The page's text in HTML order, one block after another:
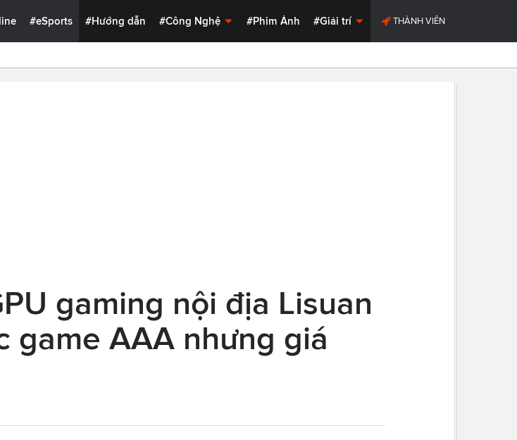
#eSports #Hướng dẫn #Công Nghệ #Phim Ảnh #Giải trí THÀNH VIÊN
gaming nội địa Lisuan
game AAA nhưng giá